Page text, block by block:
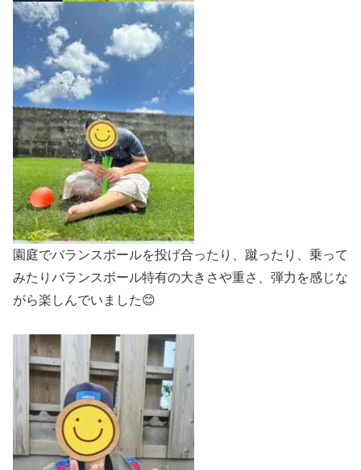
園庭でバランスボールを投げ合ったり、蹴ったり、乗って
みたりバランスボール特有の大きさや重さ、弾力を感じな
がら楽しんでいました😊